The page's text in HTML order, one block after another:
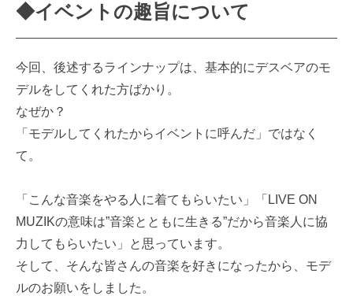
◆イベントの趣旨について
今回、後述するラインナップは、基本的にデスベアのモ
デルをしてくれた方ばかり。
なぜか？
「モデルしてくれたからイベントに呼んだ」ではなく
て。
「こんな音楽をやる人に着てもらいたい」「LIVE ON
MUZIKの意味は”音楽とともに生きる”だから音楽人に協
力してもらいたい」と思っています。
そして、そんな皆さんの音楽を好きになったから、モデ
ルのお願いをしました。